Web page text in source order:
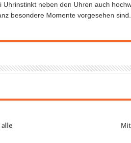
Uhrinstinkt neben den Uhren auch
besondere Momente vorgesehen sind.
alle